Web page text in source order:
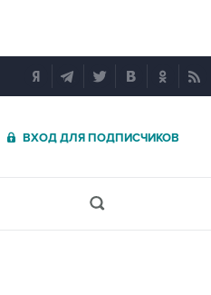
ВХОД ДЛЯ ПОДПИСЧИКОВ